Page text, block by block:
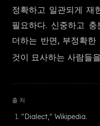
정확하고 일관되게 재
필요하다. 신중하고
더하는 반면, 부정확
것이 묘사하는 사람들
출처
"Dialect," Wikipedia.